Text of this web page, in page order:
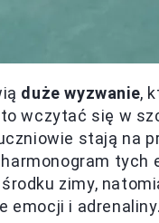
duże wyzwanie,
wczytać się w
stają na
tych
zimy,
emocji i adrenaliny.